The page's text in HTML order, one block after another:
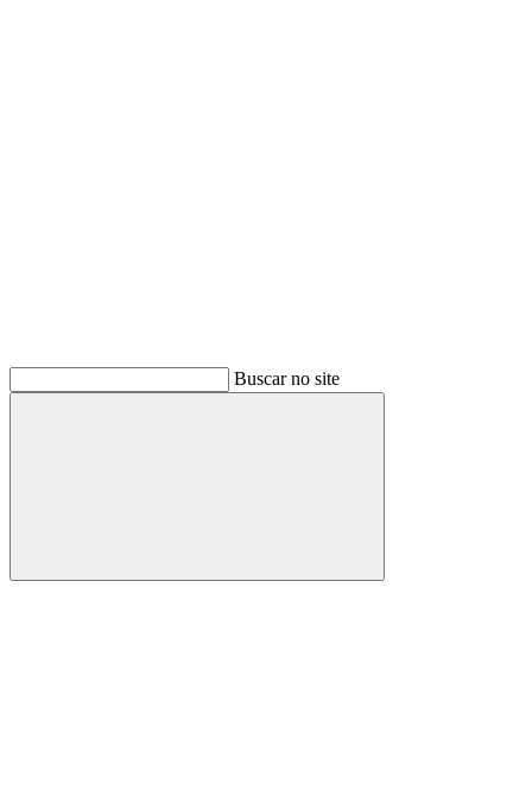
Buscar no site
Buscar